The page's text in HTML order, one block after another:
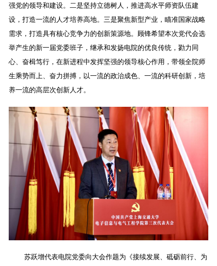
强党的领导和建设。二是坚持立德树人，推进高水平师资队伍建
设，打造一流的人才培养高地。三是聚焦新型产业，瞄准国家战略
需求，打造具有核心竞争力的创新策源地。顾锋希望本次党代会选
举产生的新一届党委班子，继承和发扬电院的优良传统，勠力同
心、奋楫笃行，在新进程中发挥坚强的领导核心作用，带领全院师
生乘势而上、奋力拼搏，以一流的政治成色、一流的科研创新，培
养一流的高层次创新人才。
苏跃增代表电院党委向大会作题为《接续发展、砥砺前行、为